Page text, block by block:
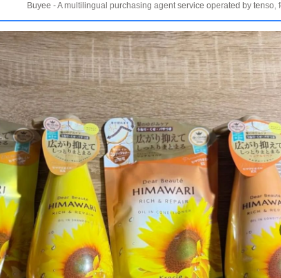
Buyee - A multilingual purchasing agent service operated by